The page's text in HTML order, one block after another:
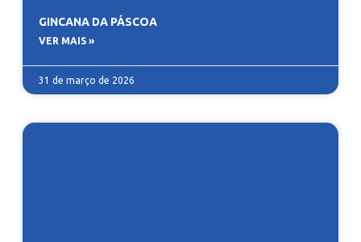
GINCANA DA PÁSCOA
VER MAIS »
31 de março de 2026